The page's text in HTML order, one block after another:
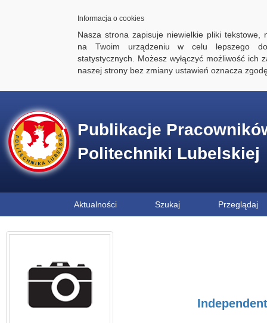
Informacja o cookies
Nasza strona zapisuje niewielkie pliki tekstowe,
na Twoim urządzeniu w celu lepszego
statystycznych. Możesz wyłączyć możliwość ich
naszej strony bez zmiany ustawień oznacza
Publikacje
Politechniki Lubelskiej
Aktualności Szukaj Przeglądaj